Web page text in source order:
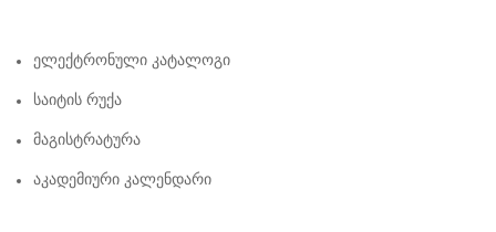
Ელექტრონული Კატალოგი
Საიტის Რუქა
Მაგისტრატურა
Აკადემიური Კალენდარი